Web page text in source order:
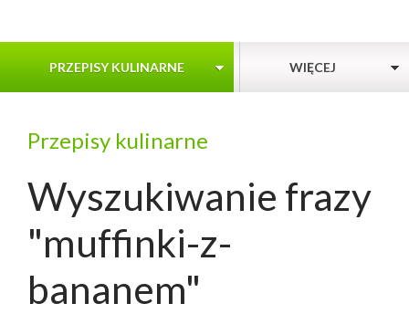
PRZEPISY KULINARNE WIĘCEJ
Przepisy kulinarne
Wyszukiwanie frazy
"muffinki-z-
bananem"